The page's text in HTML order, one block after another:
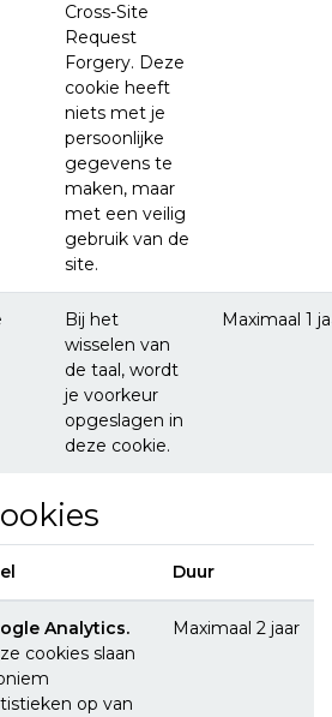
Cross-Site
Request
Forgery. Deze
cookie heeft
niets met je
persoonlijke
gegevens te
maken, maar
met een veilig
gebruik van de
site.
Bij het
wisselen van
de taal, wordt
je voorkeur
opgeslagen in
deze cookie.
Maximaal 1
Duur
Analytics.
cookies slaan
op van
Maximaal 2 jaar